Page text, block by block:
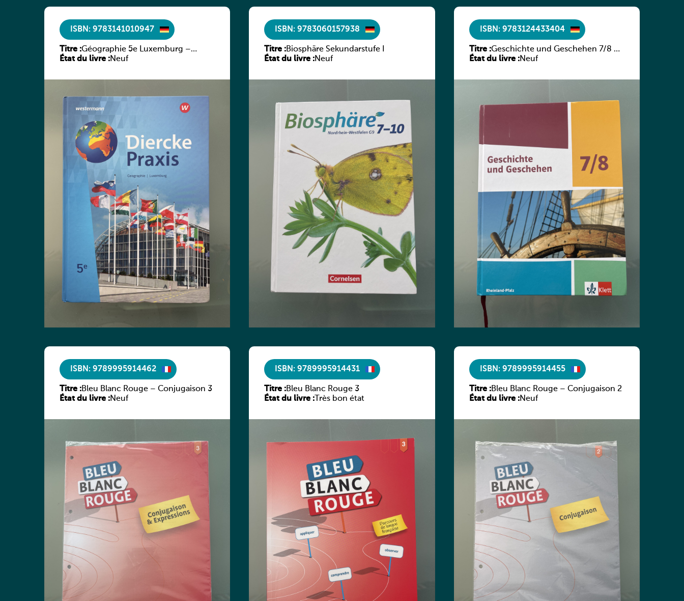
ISBN: 9783141010947
Titre :Géographie 5e Luxemburg –
Diercke Praxis
État du livre :Neuf
ISBN: 9783060157938
Titre :Biosphäre Sekundarstufe I
État du livre :Neuf
ISBN: 9783124433404
Titre :Geschichte und Geschehen 7/8 –
Rheinland-Pfalz
État du livre :Neuf
ISBN: 9789995914462
Titre :Bleu Blanc Rouge – Conjugaison 3
État du livre :Neuf
ISBN: 9789995914431
Titre :Bleu Blanc Rouge 3
État du livre : Très bon état
ISBN: 9789995914455
Titre :Bleu Blanc Rouge – Conjugaison 2
État du livre :Neuf